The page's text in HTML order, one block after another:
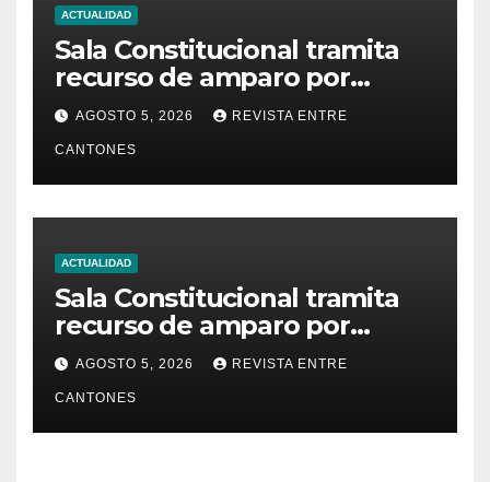
ACTUALIDAD
Sala Constitucional tramita
recurso de amparo por
presunta falta de respuesta
en relación con los
fundamentos técnicos del
examen de incorporación al
Colegio de Abogados
AGOSTO 5, 2026 REVISTA ENTRE
CANTONES
ACTUALIDAD
Sala Constitucional tramita
recurso de amparo por
presunta falta de respuesta
en relación con los
fundamentos técnicos del
examen de incorporación al
AGOSTO 5, 2026 REVISTA ENTRE
CANTONES